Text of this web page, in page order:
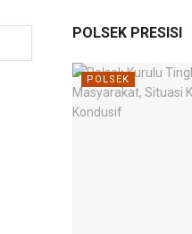
POLSEK PRESISI
POLSEK